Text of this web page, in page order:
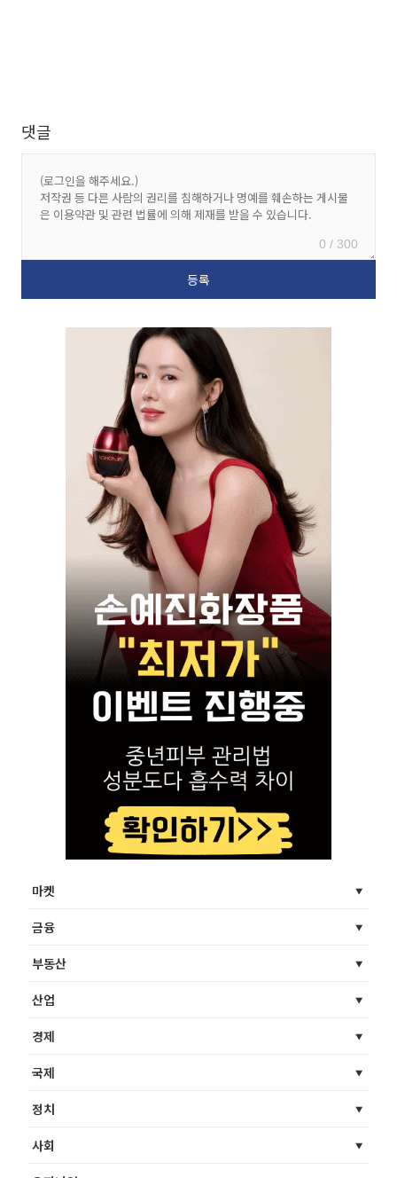
댓글
0 / 300
마켓
금융
부동산
산업
경제
국제
정치
사회